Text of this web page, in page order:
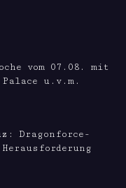
vom 07.08. mit
u.v.m.
Dragonforce-